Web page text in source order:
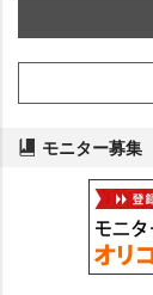
モニター募集